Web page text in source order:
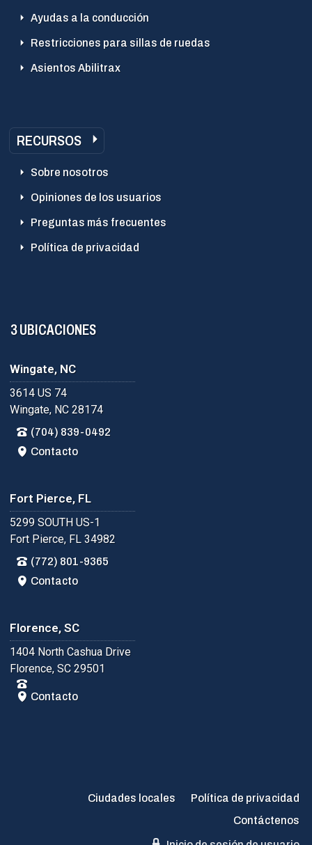
Ayudas a la conducción
Restricciones para sillas de ruedas
Asientos Abilitrax
RECURSOS
Sobre nosotros
Opiniones de los usuarios
Preguntas más frecuentes
Política de privacidad
3 UBICACIONES
Wingate, NC
3614 US 74
Wingate, NC 28174
(704) 839-0492
Contacto
Fort Pierce, FL
5299 SOUTH US-1
Fort Pierce, FL 34982
(772) 801-9365
Contacto
Florence, SC
1404 North Cashua Drive
Florence, SC 29501
Contacto
Ciudades locales
Política de privacidad
Contáctenos